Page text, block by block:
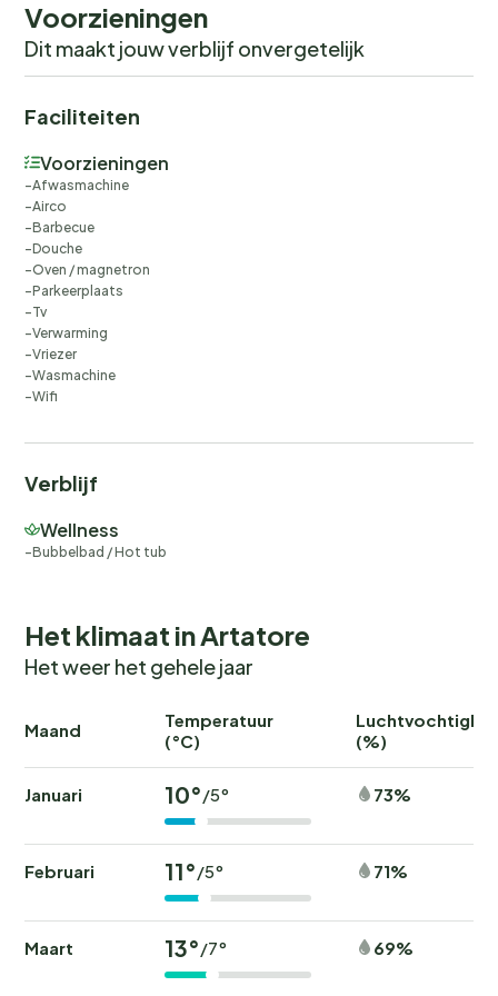
uit 3 appartementen, welke worden verhuurd als een
eenheid. Twee appartementen op de begane grond
en een appartement op de eerste verdieping.
Voorzieningen
Dit maakt jouw verblijf onvergetelijk
Faciliteiten
Voorzieningen
Afwasmachine
Airco
Barbecue
Douche
Oven / magnetron
Parkeerplaats
Tv
Verwarming
Vriezer
Wasmachine
Wifi
Verblijf
Wellness
Bubbelbad / Hot tub
Het klimaat in Artatore
Het weer het gehele jaar
Maand
Temperatuur
(°C)
(%)
Januari 10°/5° 73%
Februari 11°/5° 71%
Maart 13°/7° 69%